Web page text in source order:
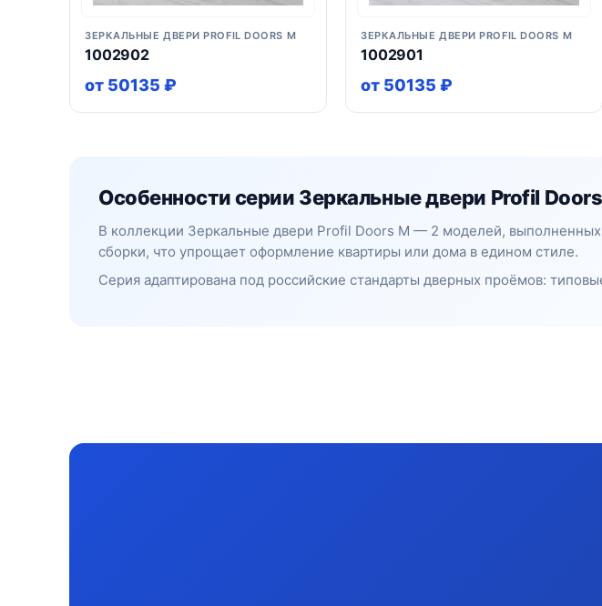
ЗЕРКАЛЬНЫЕ ДВЕРИ PROFIL DOORS M
1002902
от 50135 ₽
ЗЕРКАЛЬНЫЕ ДВЕРИ PROFIL DOORS M
1002901
от 50135 ₽
Особенности серии Зеркальные двери Profil
В коллекции Зеркальные двери Profil Doors M — 2 моделей,
сборки, что упрощает оформление квартиры или дома в едином стиле.
Серия адаптирована под российские стандарты дверных проёмов: